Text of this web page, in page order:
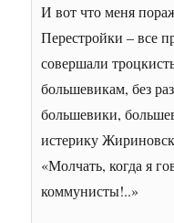
И вот что меня
Перестройки – все
совершали
большевикам, без
большевики,
истерику
«Молчать, когда я
коммунисты!..»